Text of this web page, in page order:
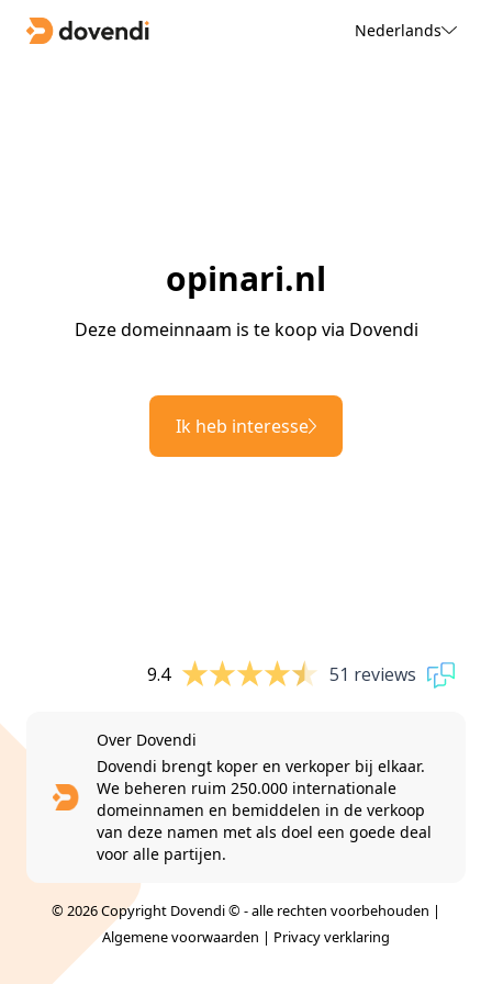
Nederlands
opinari.nl
Deze domeinnaam is te koop via Dovendi
Ik heb interesse
9.4 51 reviews
Over Dovendi
Dovendi brengt koper en verkoper bij elkaar.
We beheren ruim 250.000 internationale
domeinnamen en bemiddelen in de verkoop
van deze namen met als doel een goede deal
voor alle partijen.
© 2026 Copyright Dovendi © - alle rechten voorbehouden |
Algemene voorwaarden | Privacy verklaring